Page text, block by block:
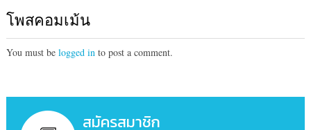
โพสคอมเม้น
You must be logged into post a comment.
สมัครสมาชิก